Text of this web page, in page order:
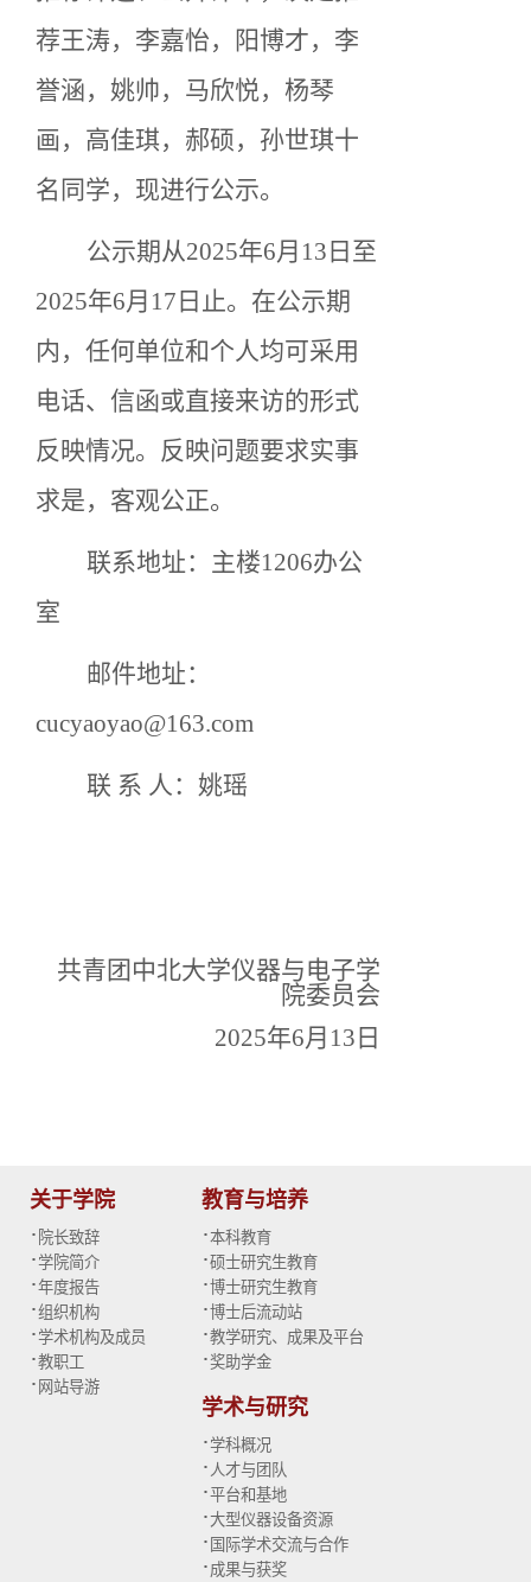
荐王涛，李嘉怡，阳博才，李
誉涵，姚帅，马欣悦，杨琴
画，高佳琪，郝硕，孙世琪十
名同学，现进行公示。
公示期从2025年6月13日至
2025年6月17日止。在公示期
内，任何单位和个人均可采用
电话、信函或直接来访的形式
反映情况。反映问题要求实事
求是，客观公正。
联系地址：主楼1206办公
室
邮件地址：
cucyaoyao@163.com
联 系 人：姚瑶
共青团中北大学仪器与电子学
院委员会
2025年6月13日
关于学院
· 院长致辞
·学院简介
·年度报告
·组织机构
·学术机构及成员
·教职工
· 网站导游
教育与培养
·本科教育
·硕士研究生教育
·博士研究生教育
·博士后流动站
·教学研究、成果及平台
·奖助学金
学术与研究
·学科概况
· 人才与团队
·平台和基地
·大型仪器设备资源
· 国际学术交流与合作
· 成果与获奖